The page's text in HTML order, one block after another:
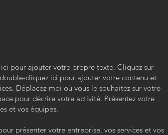
pour ajouter votre propre texte. Cliquez sur
cliquez ici pour ajouter votre contenu et
Déplacez-moi où vous le souhaitez sur votre
pour décrire votre activité. Présentez votre
et vos équipes.
présenter votre entreprise, vos services et vos